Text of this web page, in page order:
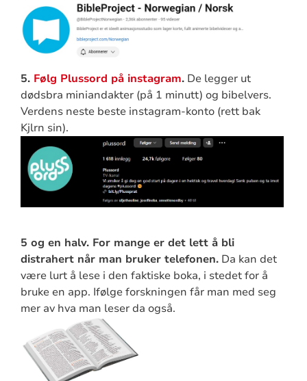
5. Følg Plussord på instagram.De legger ut
dødsbra miniandakter (på 1 minutt) og bibelvers.
Verdens neste beste instagram-konto (rett bak
Kjlrn sin).
5 og en halv. For mange er det lett å bli
distrahert når man bruker telefonen.Da kan det
være lurt å lese i den faktiske boka, i stedet for å
bruke en app. Ifølge forskningen får man med seg
mer av hva man leser da også.